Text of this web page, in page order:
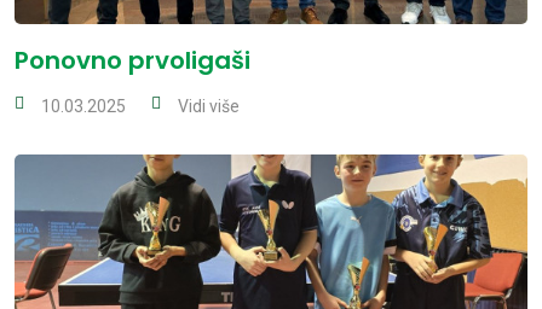
Ponovno prvoligaši
10.03.2025 Vidi više